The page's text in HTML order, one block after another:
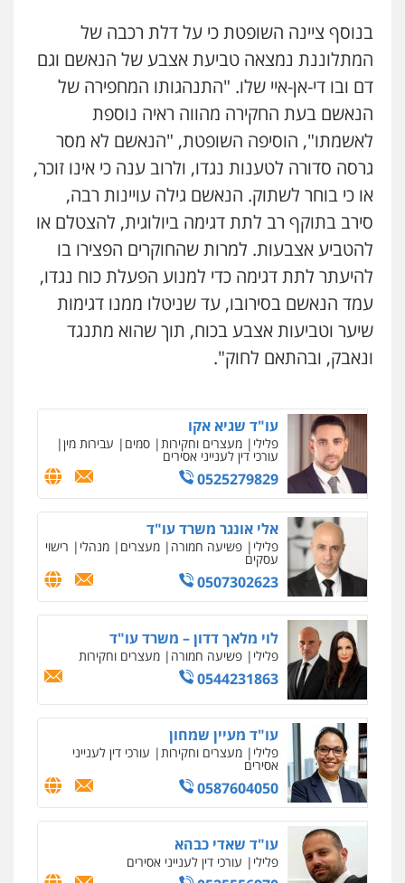
בנוסף ציינה השופטת כי על דלת רכבה של
המתלוננת נמצאה טביעת אצבע של הנאשם וגם
דם ובו די-אן-איי שלו. "התנהגותו המחפירה של
הנאשם בעת החקירה מהווה ראיה נוספת
לאשמתו", הוסיפה השופטת, "הנאשם לא מסר
גרסה סדורה לטענות נגדו, ולרוב ענה כי אינו זוכר,
או כי בוחר לשתוק. הנאשם גילה עויינות רבה,
סירב בתוקף רב לתת דגימה ביולוגית, להצטלם או
להטביע אצבעות. למרות שהחוקרים הפצירו בו
להיעתר לתת דגימה כדי למנוע הפעלת כוח נגדו,
עמד הנאשם בסירובו, עד שניטלו ממנו דגימות
שיער וטביעות אצבע בכוח, תוך שהוא מתנגד
ונאבק, ובהתאם לחוק".
ויקי שמואל – משרד עו"ד
פלילי משפט פלילי
0528959600
קורל קרוז – עורך דין פלילי
משפט פלילי
0545437431
עו"ד עלי סעדי
פשיעה חמורה ליווי וייצוג בחקירות
ומעצרים
0508824984
עו"ד תומר בנישתי
פלילי מעצרים וחקירות צווארון לבן פשיעה
חמורה
0546657865
עו"ד שגיא אקו
פלילי מעצרים וחקירות סמים עבירות מין
עורכי דין לענייני אסירים
0525279829
אלי אונגר משרד עו"ד
פלילי פשיעה חמורה מעצרים מנהלי רישוי
עסקים
0507302623
לוי מלאך דדון – משרד עו"ד
פלילי פשיעה חמורה מעצרים וחקירות
0544231863
עו"ד מעיין שמחון
פלילי מעצרים וחקירות עורכי דין לענייני
אסירים
0587604050
עו"ד שאדי כבהא
פלילי עורכי דין לענייני אסירים